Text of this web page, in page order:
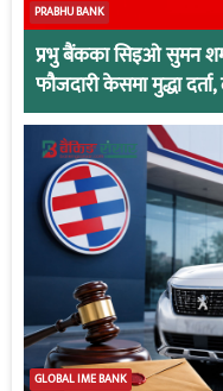
PRABHU BANK
प्रभु बैंकका सिइओ सुमन
फौजदारी केसमा मुद्धा
GLOBAL IME BANK